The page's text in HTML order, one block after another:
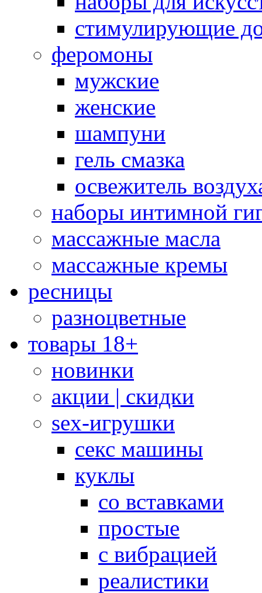
стимулирующие
феромоны
мужские
женские
шампуни
гель смазка
освежитель
наборы интимной
массажные масла
массажные кремы
ресницы
разноцветные
товары 18+
новинки
акции | скидки
sex-игрушки
секс машины
куклы
со вставками
простые
с вибрацией
реалистики